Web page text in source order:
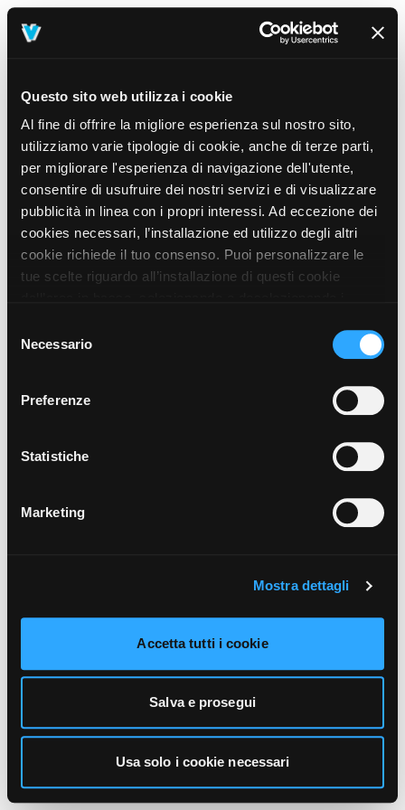
Questo sito web utilizza i cookie
Al fine di offrire la migliore esperienza sul nostro sito,
utilizziamo varie tipologie di cookie, anche di terze parti,
per migliorare l'esperienza di navigazione dell'utente,
consentire di usufruire dei nostri servizi e di visualizzare
pubblicità in linea con i propri interessi. Ad eccezione dei
cookies necessari, l’installazione ed utilizzo degli altri
cookie richiede il tuo consenso. Puoi personalizzare le
tue scelte riguardo all’installazione di questi cookie
prosegui” o decidere di accettare tutti i cookie, cliccando
sul pulsante “Accetta tutti i cookie”. Cliccando sul tasto
unicamente i cookie necessari alla navigazione. Per
funzionamento, puoi prendere visione dell’informativa
cliccando qui.
delNecessario
Preferenze
Statistiche
Marketing
Mostra dettagli
Accetta tutti i cookie
Salva e prosegui
Usa solo i cookie necessari
404